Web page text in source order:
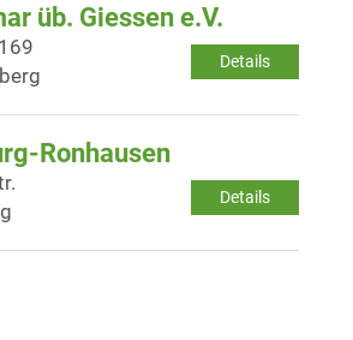
üb. Giessen e.V.
Details
Ronhausen
Details